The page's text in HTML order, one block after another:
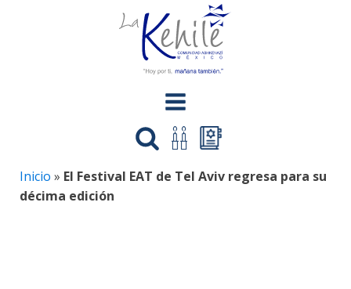
Inicio » El Festival EAT de Tel Aviv regresa para su
décima edición